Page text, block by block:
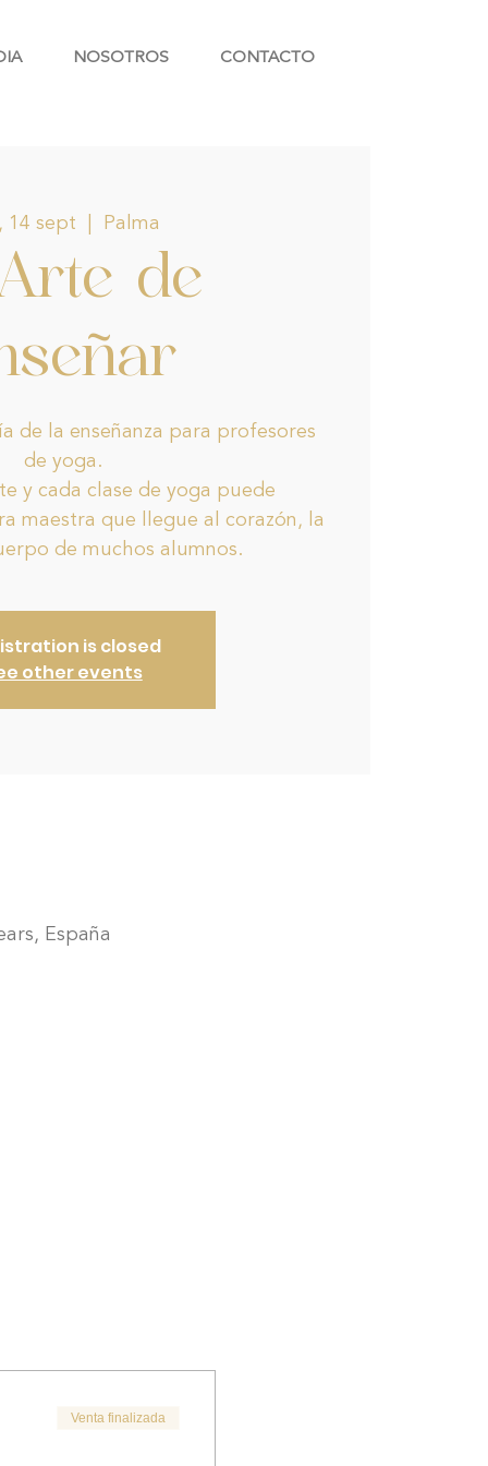
NOSOTROS CONTACTO
14 sept Palma
de
de la enseñanza para profesores
de yoga.
y cada clase de yoga puede
maestra que llegue al corazón, la
de muchos alumnos.
is closed
other events
España
Venta finalizada